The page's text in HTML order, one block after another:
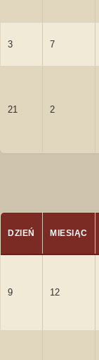
3 7
21 2
DZIEŃ MIESIĄC
9 12